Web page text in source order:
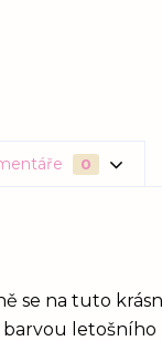
0
se na tuto
letošního